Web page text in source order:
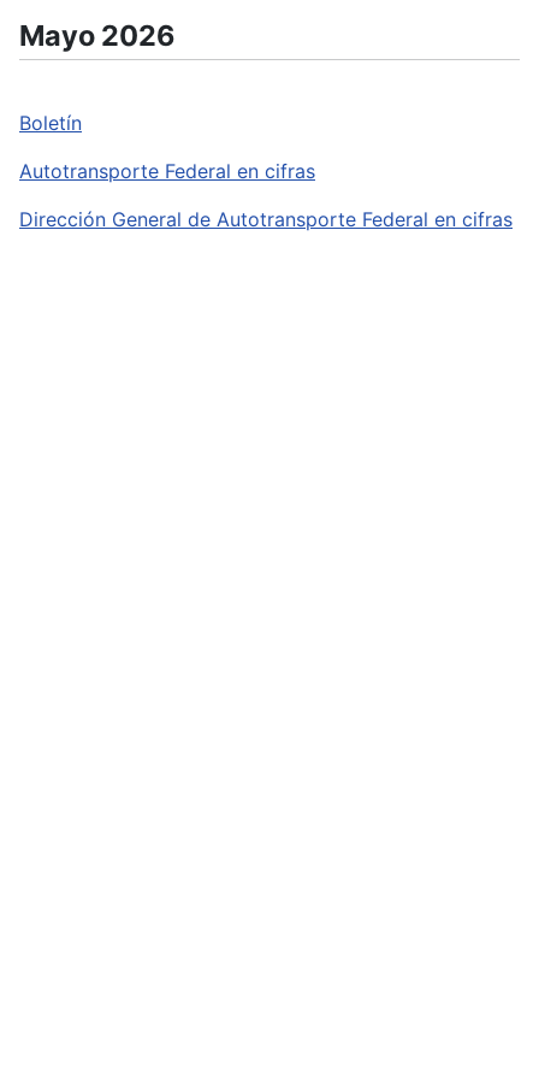
Mayo 2026
Boletín
Autotransporte Federal en cifras
Dirección General de Autotransporte Federal en cifras